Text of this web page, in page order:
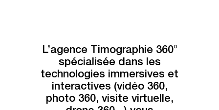
L’agence Timographie 360°
spécialisée dans les
technologies immersives et
interactives (vidéo 360,
photo 360, visite virtuelle,